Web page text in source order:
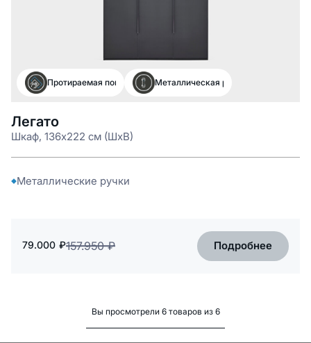
Протираемая поверхностьМеталлическая ручка
Легато
Шкаф, 136x222 см (ШxВ)
Металлические ручки
157.950 ₽
79.000 ₽ Подробнее
Вы просмотрели 6 товаров из 6